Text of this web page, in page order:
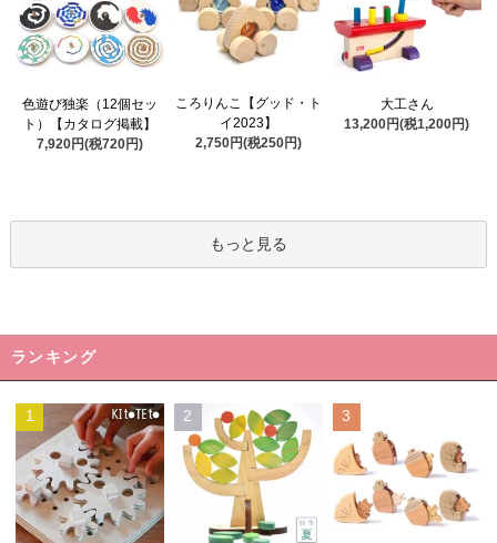
色遊び独楽（12個セッ
ト）【カタログ掲載】
7,920円(税720円)
ころりんこ【グッド・ト
イ2023】
2,750円(税250円)
大工さん
13,200円(税1,200円)
もっと見る
ランキング
1 2 3